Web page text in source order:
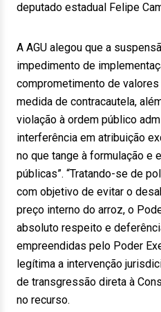
deputado estadual Felipe
A AGU alegou que a
impedimento de
comprometimento de
medida de contracautela,
violação à ordem público
interferência em atribuição
no que tange à formulação e
públicas”. “Tratando-se de
com objetivo de evitar o
preço interno do arroz, o
absoluto respeito e
empreendidas pelo Poder
legítima a intervenção
de transgressão direta à
no recurso.